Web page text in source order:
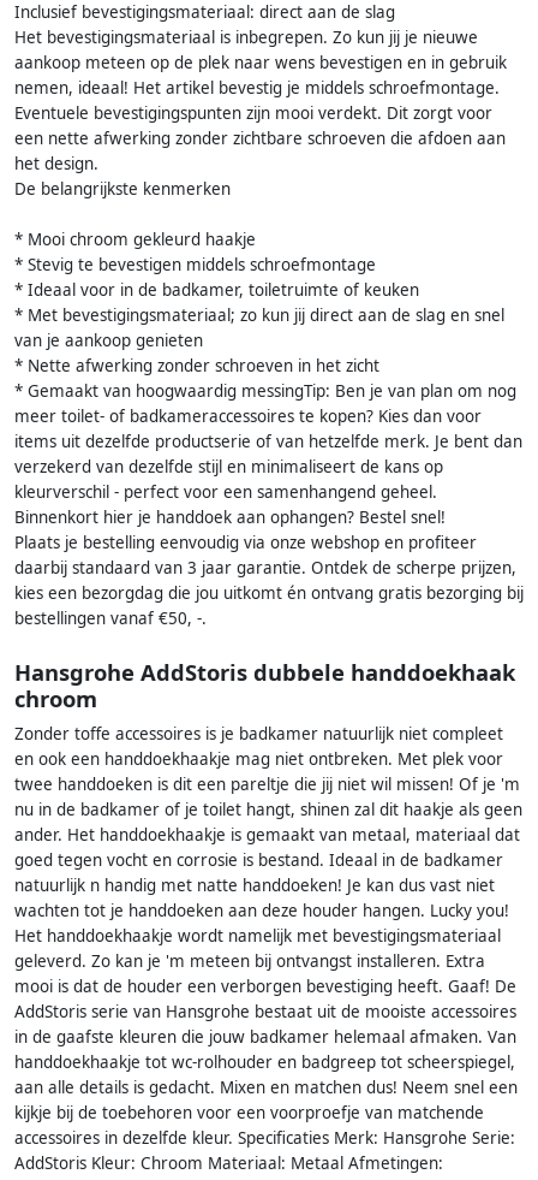
Inclusief bevestigingsmateriaal: direct aan de slag
Het bevestigingsmateriaal is inbegrepen. Zo kun jij je nieuwe
aankoop meteen op de plek naar wens bevestigen en in gebruik
nemen, ideaal! Het artikel bevestig je middels schroefmontage.
Eventuele bevestigingspunten zijn mooi verdekt. Dit zorgt voor
een nette afwerking zonder zichtbare schroeven die afdoen aan
het design.
De belangrijkste kenmerken
* Mooi chroom gekleurd haakje
* Stevig te bevestigen middels schroefmontage
* Ideaal voor in de badkamer, toiletruimte of keuken
* Met bevestigingsmateriaal; zo kun jij direct aan de slag en snel
van je aankoop genieten
* Nette afwerking zonder schroeven in het zicht
* Gemaakt van hoogwaardig messingTip: Ben je van plan om nog
meer toilet- of badkameraccessoires te kopen? Kies dan voor
items uit dezelfde productserie of van hetzelfde merk. Je bent dan
verzekerd van dezelfde stijl en minimaliseert de kans op
kleurverschil - perfect voor een samenhangend geheel.
Binnenkort hier je handdoek aan ophangen? Bestel snel!
Plaats je bestelling eenvoudig via onze webshop en profiteer
daarbij standaard van 3 jaar garantie. Ontdek de scherpe prijzen,
kies een bezorgdag die jou uitkomt én ontvang gratis bezorging bij
bestellingen vanaf €50, -.
Hansgrohe AddStoris dubbele handdoekhaak
chroom
Zonder toffe accessoires is je badkamer natuurlijk niet compleet
en ook een handdoekhaakje mag niet ontbreken. Met plek voor
twee handdoeken is dit een pareltje die jij niet wil missen! Of je 'm
nu in de badkamer of je toilet hangt, shinen zal dit haakje als geen
ander. Het handdoekhaakje is gemaakt van metaal, materiaal dat
goed tegen vocht en corrosie is bestand. Ideaal in de badkamer
natuurlijk n handig met natte handdoeken! Je kan dus vast niet
wachten tot je handdoeken aan deze houder hangen. Lucky you!
Het handdoekhaakje wordt namelijk met bevestigingsmateriaal
geleverd. Zo kan je 'm meteen bij ontvangst installeren. Extra
mooi is dat de houder een verborgen bevestiging heeft. Gaaf! De
AddStoris serie van Hansgrohe bestaat uit de mooiste accessoires
in de gaafste kleuren die jouw badkamer helemaal afmaken. Van
handdoekhaakje tot wc-rolhouder en badgreep tot scheerspiegel,
aan alle details is gedacht. Mixen en matchen dus! Neem snel een
kijkje bij de toebehoren voor een voorproefje van matchende
accessoires in dezelfde kleur. Specificaties Merk: Hansgrohe Serie:
AddStoris Kleur: Chroom Materiaal: Metaal Afmetingen: